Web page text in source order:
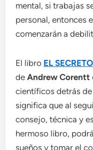
mental, si trabajas
personal, entonces
comenzarán a
El libro EL
deAndrew Corentt
científicos detrás
significa que al
consejo, técnica y
hermoso libro,
sueños y tomar el